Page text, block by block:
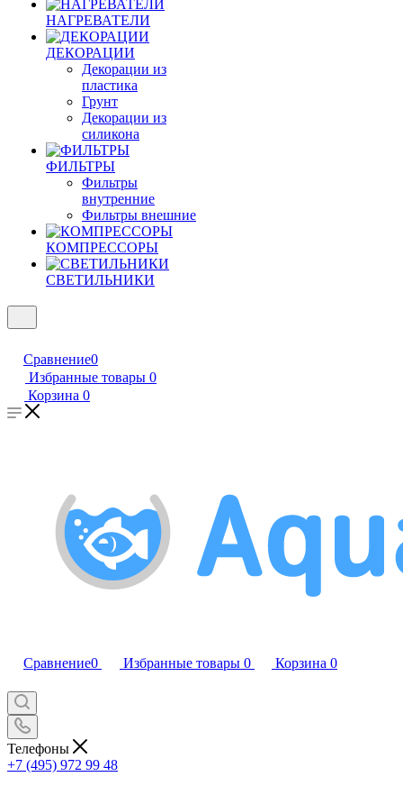
НАГРЕВАТЕЛИ
ДЕКОРАЦИИ
Декорации из
пластика
Грунт
Декорации из
силикона
ФИЛЬТРЫ
Фильтры
внутренние
Фильтры внешние
КОМПРЕССОРЫ
СВЕТИЛЬНИКИ
Сравнение0
Избранные товары 0
Корзина 0
Сравнение0 Избранные товары 0 Корзина 0
Телефоны
+7 (495) 972 99 48